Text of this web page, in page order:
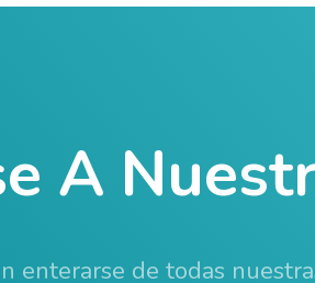
A
enterarse de todas